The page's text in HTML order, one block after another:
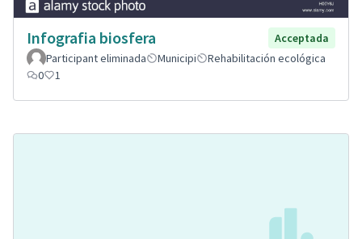
Infografia biosfera
Acceptada
Participant eliminada
Municipi
Rehabilitación ecológica
0
1